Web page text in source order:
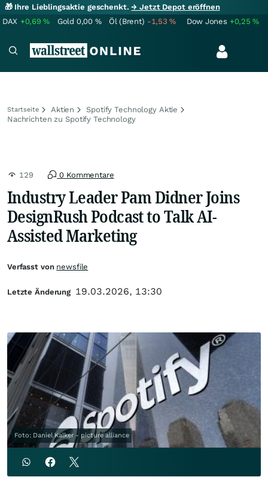
🎁 Ihre Lieblingsaktie geschenkt.→ Jetzt Depot eröffnen
DAX +0,69% Gold 0,00 % Öl (Brent) -1,53% Dow Jones +0,25%
Startseite Aktien
Spotify Technology Aktie
Nachrichten zu Spotify Technology
129 0 Kommentare
Industry Leader Pam Didner Joins
DesignRush Podcast to Talk AI-
Assisted Marketing
Foto: Daniel Kalker - picture alliance
Verfasst von newsfile
Letzte Änderung 19.03.2026, 13:30